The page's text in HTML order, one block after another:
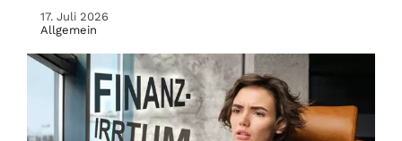
17. Juli 2026
Allgemein